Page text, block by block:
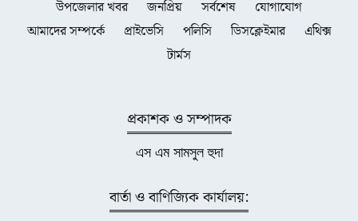
উপজেলার খবর
জনপ্রিয় সর্বশেষ
যোগাযোগ
আমাদের সম্পর্কে
প্রাইভেসি পলিসি ডিসক্লেইমার
এথিক্স
টার্মস
প্রকাশক ও সম্পাদক
এস এম সামসুল হুদা
বার্তা ও বাণিজ্যিক কার্যালয়: